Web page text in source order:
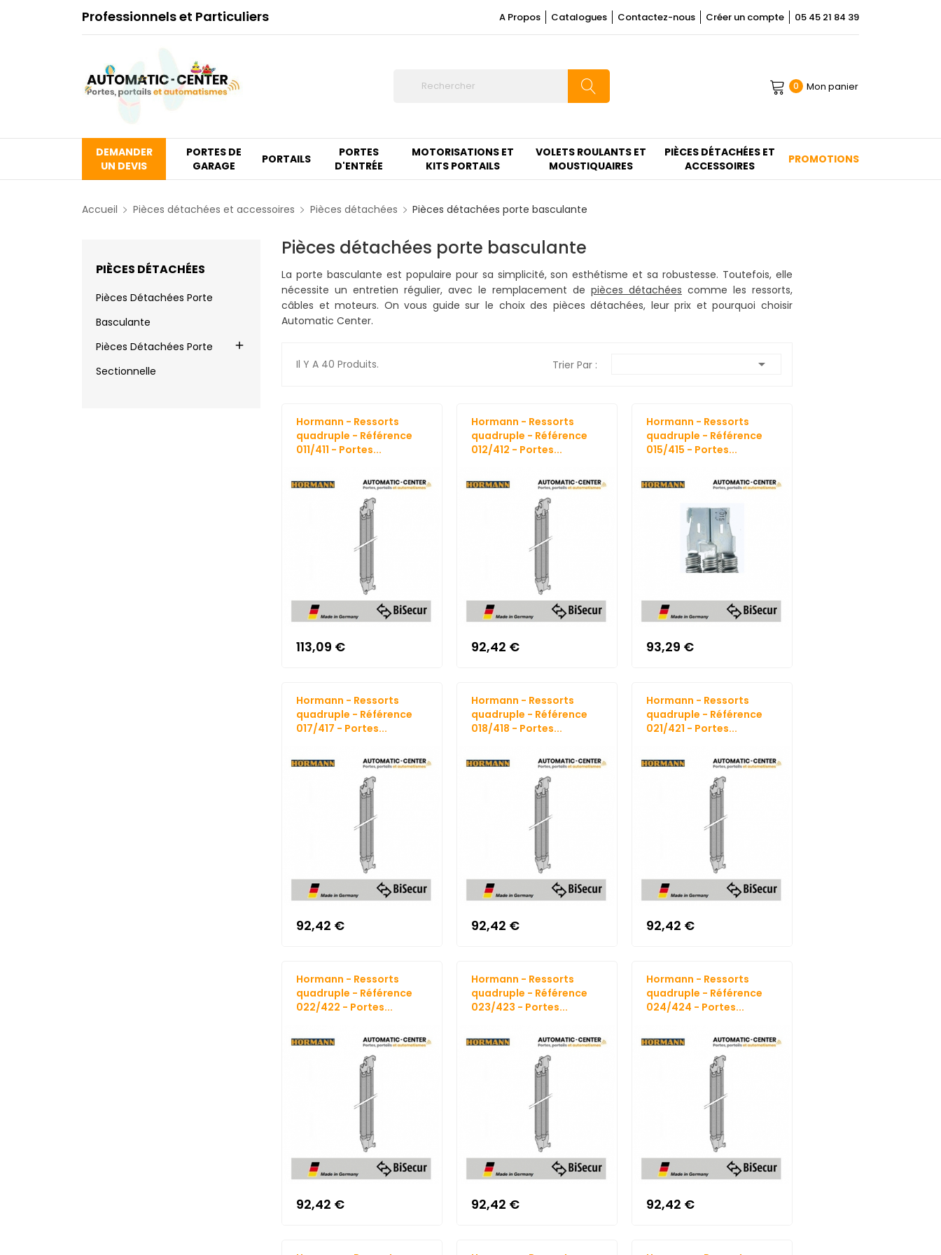
Professionnels et Particuliers A Propos Catalogues Contactez-nous Créer un compte 05 45 21 84 39
0 Mon panier
DEMANDER
UN DEVIS
PORTES DE
GARAGE
PORTAILS
PORTES
D'ENTRÉE
MOTORISATIONS ET
KITS PORTAILS
VOLETS ROULANTS ET
MOUSTIQUAIRES
PIÈCES DÉTACHÉES ET
ACCESSOIRES
PROMOTIONS
Accueil Pièces détachées et accessoires Pièces détachées Pièces détachées porte basculante
PIÈCES DÉTACHÉES
Pièces Détachées Porte
Basculante
Pièces Détachées Porte
Sectionnelle

Pièces détachées porte basculante
La porte basculante est populaire pour sa simplicité, son esthétisme et sa robustesse. Toutefois, elle
nécessite un entretien régulier, avec le remplacement de pièces détachées comme les ressorts,
câbles et moteurs. On vous guide sur le choix des pièces détachées, leur prix et pourquoi choisir
Automatic Center.
Il Y A 40 Produits. Trier Par : 
Hormann - Ressorts
quadruple - Référence
011/411 - Portes...
113,09 €
Hormann - Ressorts
quadruple - Référence
012/412 - Portes...
92,42 €
Hormann - Ressorts
quadruple - Référence
015/415 - Portes...
93,29 €
Hormann - Ressorts
quadruple - Référence
017/417 - Portes...
92,42 €
Hormann - Ressorts
quadruple - Référence
018/418 - Portes...
92,42 €
Hormann - Ressorts
quadruple - Référence
021/421 - Portes...
92,42 €
Hormann - Ressorts
quadruple - Référence
022/422 - Portes...
92,42 €
Hormann - Ressorts
quadruple - Référence
023/423 - Portes...
92,42 €
Hormann - Ressorts
quadruple - Référence
024/424 - Portes...
92,42 €